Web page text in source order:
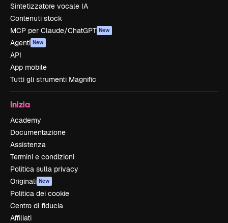
Sintetizzatore vocale IA
Contenuti stock
MCP per Claude/ChatGPT New
Agenti New
API
App mobile
Tutti gli strumenti Magnific
Inizia
Academy
Documentazione
Assistenza
Termini e condizioni
Politica sulla privacy
Originali New
Politica dei cookie
Centro di fiducia
Affiliati